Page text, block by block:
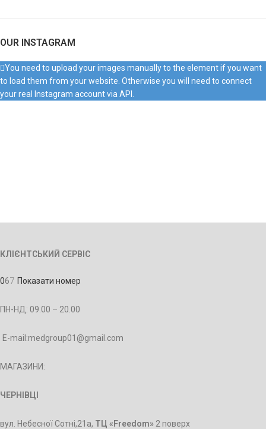
OUR INSTAGRAM
You need to upload your images manually to the element if you want
to load them from your website. Otherwise you will need to connect
your real Instagram account via API.
КЛІЄНТСЬКИЙ СЕРВІС
067 Показати номер
ПН-НД: 09.00 – 20.00
E-mail:medgroup01@gmail.com
МАГАЗИНИ:
ЧЕРНІВЦІ
вул. Небесної Сотні,21а, ТЦ «Freedom» 2 поверх